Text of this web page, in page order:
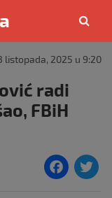
listopada, 2025 u 9:20
radi
FBiH
F